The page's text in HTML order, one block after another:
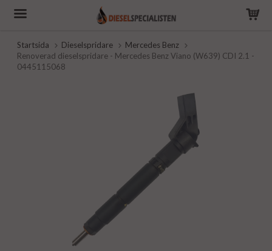
Startsida Dieselspridare
Mercedes Benz
Renoverad dieselspridare - Mercedes Benz Viano (W639) CDI 2.1 -
0445115068